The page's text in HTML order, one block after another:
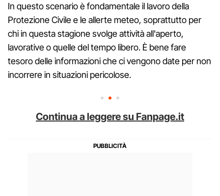
In questo scenario è fondamentale il lavoro della
Protezione Civile e le allerte meteo, soprattutto per
chi in questa stagione svolge attività all'aperto,
lavorative o quelle del tempo libero. È bene fare
tesoro delle informazioni che ci vengono date per non
incorrere in situazioni pericolose.
Continua a leggere su Fanpage.it